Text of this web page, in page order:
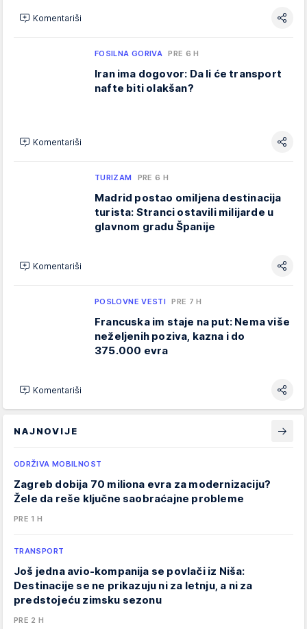
Komentariši
FOSILNA GORIVA PRE 6 H
Iran ima dogovor: Da li će transport
nafte biti olakšan?
Komentariši
TURIZAM PRE 6 H
Madrid postao omiljena destinacija
turista: Stranci ostavili milijarde u
glavnom gradu Španije
Komentariši
POSLOVNE VESTI PRE 7 H
Francuska im staje na put: Nema više
neželjenih poziva, kazna i do
375.000 evra
Komentariši
NAJNOVIJE
ODRŽIVA MOBILNOST
Zagreb dobija 70 miliona evra za modernizaciju?
Žele da reše ključne saobraćajne probleme
PRE 1 H
TRANSPORT
Još jedna avio-kompanija se povlači iz Niša:
Destinacije se ne prikazuju ni za letnju, a ni za
predstojeću zimsku sezonu
PRE 2 H